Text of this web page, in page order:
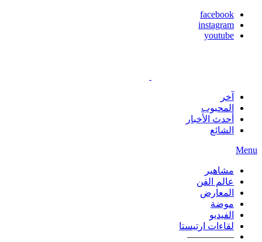
facebook
instagram
youtube
آخر
المحبوب
أحدث الأخبار
الشائع
Menu
مشاهير
عالم الفن
المعارض
موضة
الفيديو
لقاءات ارتيستا
—————